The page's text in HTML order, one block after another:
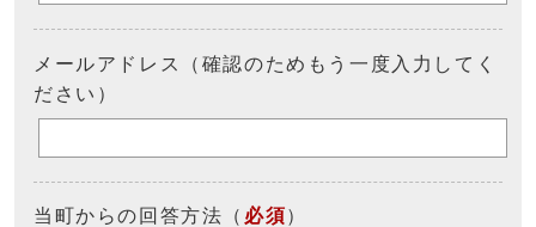
メールアドレス（確認のためもう一度入力してく
ださい）
当町からの回答方法 （ 必須）